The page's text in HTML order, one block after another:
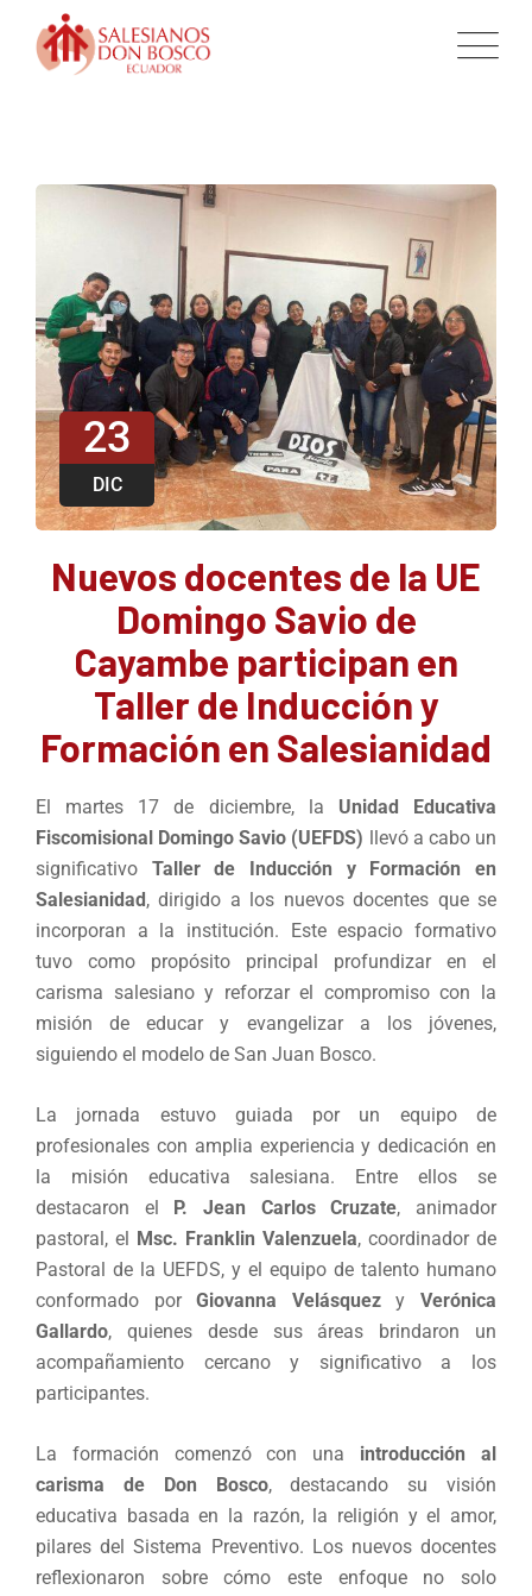
23
DIC
Nuevos docentes de la UE
Domingo Savio de
Cayambe participan en
Taller de Inducción y
Formación en Salesianidad
El martes 17 de diciembre, la Unidad Educativa
Fiscomisional Domingo Savio (UEFDS) llevó a cabo un
significativo Taller de Inducción y Formación en
Salesianidad, dirigido a los nuevos docentes que se
incorporan a la institución. Este espacio formativo
tuvo como propósito principal profundizar en el
carisma salesiano y reforzar el compromiso con la
misión de educar y evangelizar a los jóvenes,
siguiendo el modelo de San Juan Bosco.
La jornada estuvo guiada por un equipo de
profesionales con amplia experiencia y dedicación en
la misión educativa salesiana. Entre ellos se
destacaron el P. Jean Carlos Cruzate, animador
pastoral, el Msc. Franklin Valenzuela, coordinador de
Pastoral de la UEFDS, y el equipo de talento humano
conformado porGiovanna VelásquezyVerónica
Gallardo, quienes desde sus áreas brindaron un
acompañamiento cercano y significativo a los
participantes.
La formación comenzó con una introducción al
carisma de Don Bosco, destacando su visión
educativa basada en la razón, la religión y el amor,
pilares del Sistema Preventivo. Los nuevos docentes
reflexionaron sobre cómo este enfoque no solo